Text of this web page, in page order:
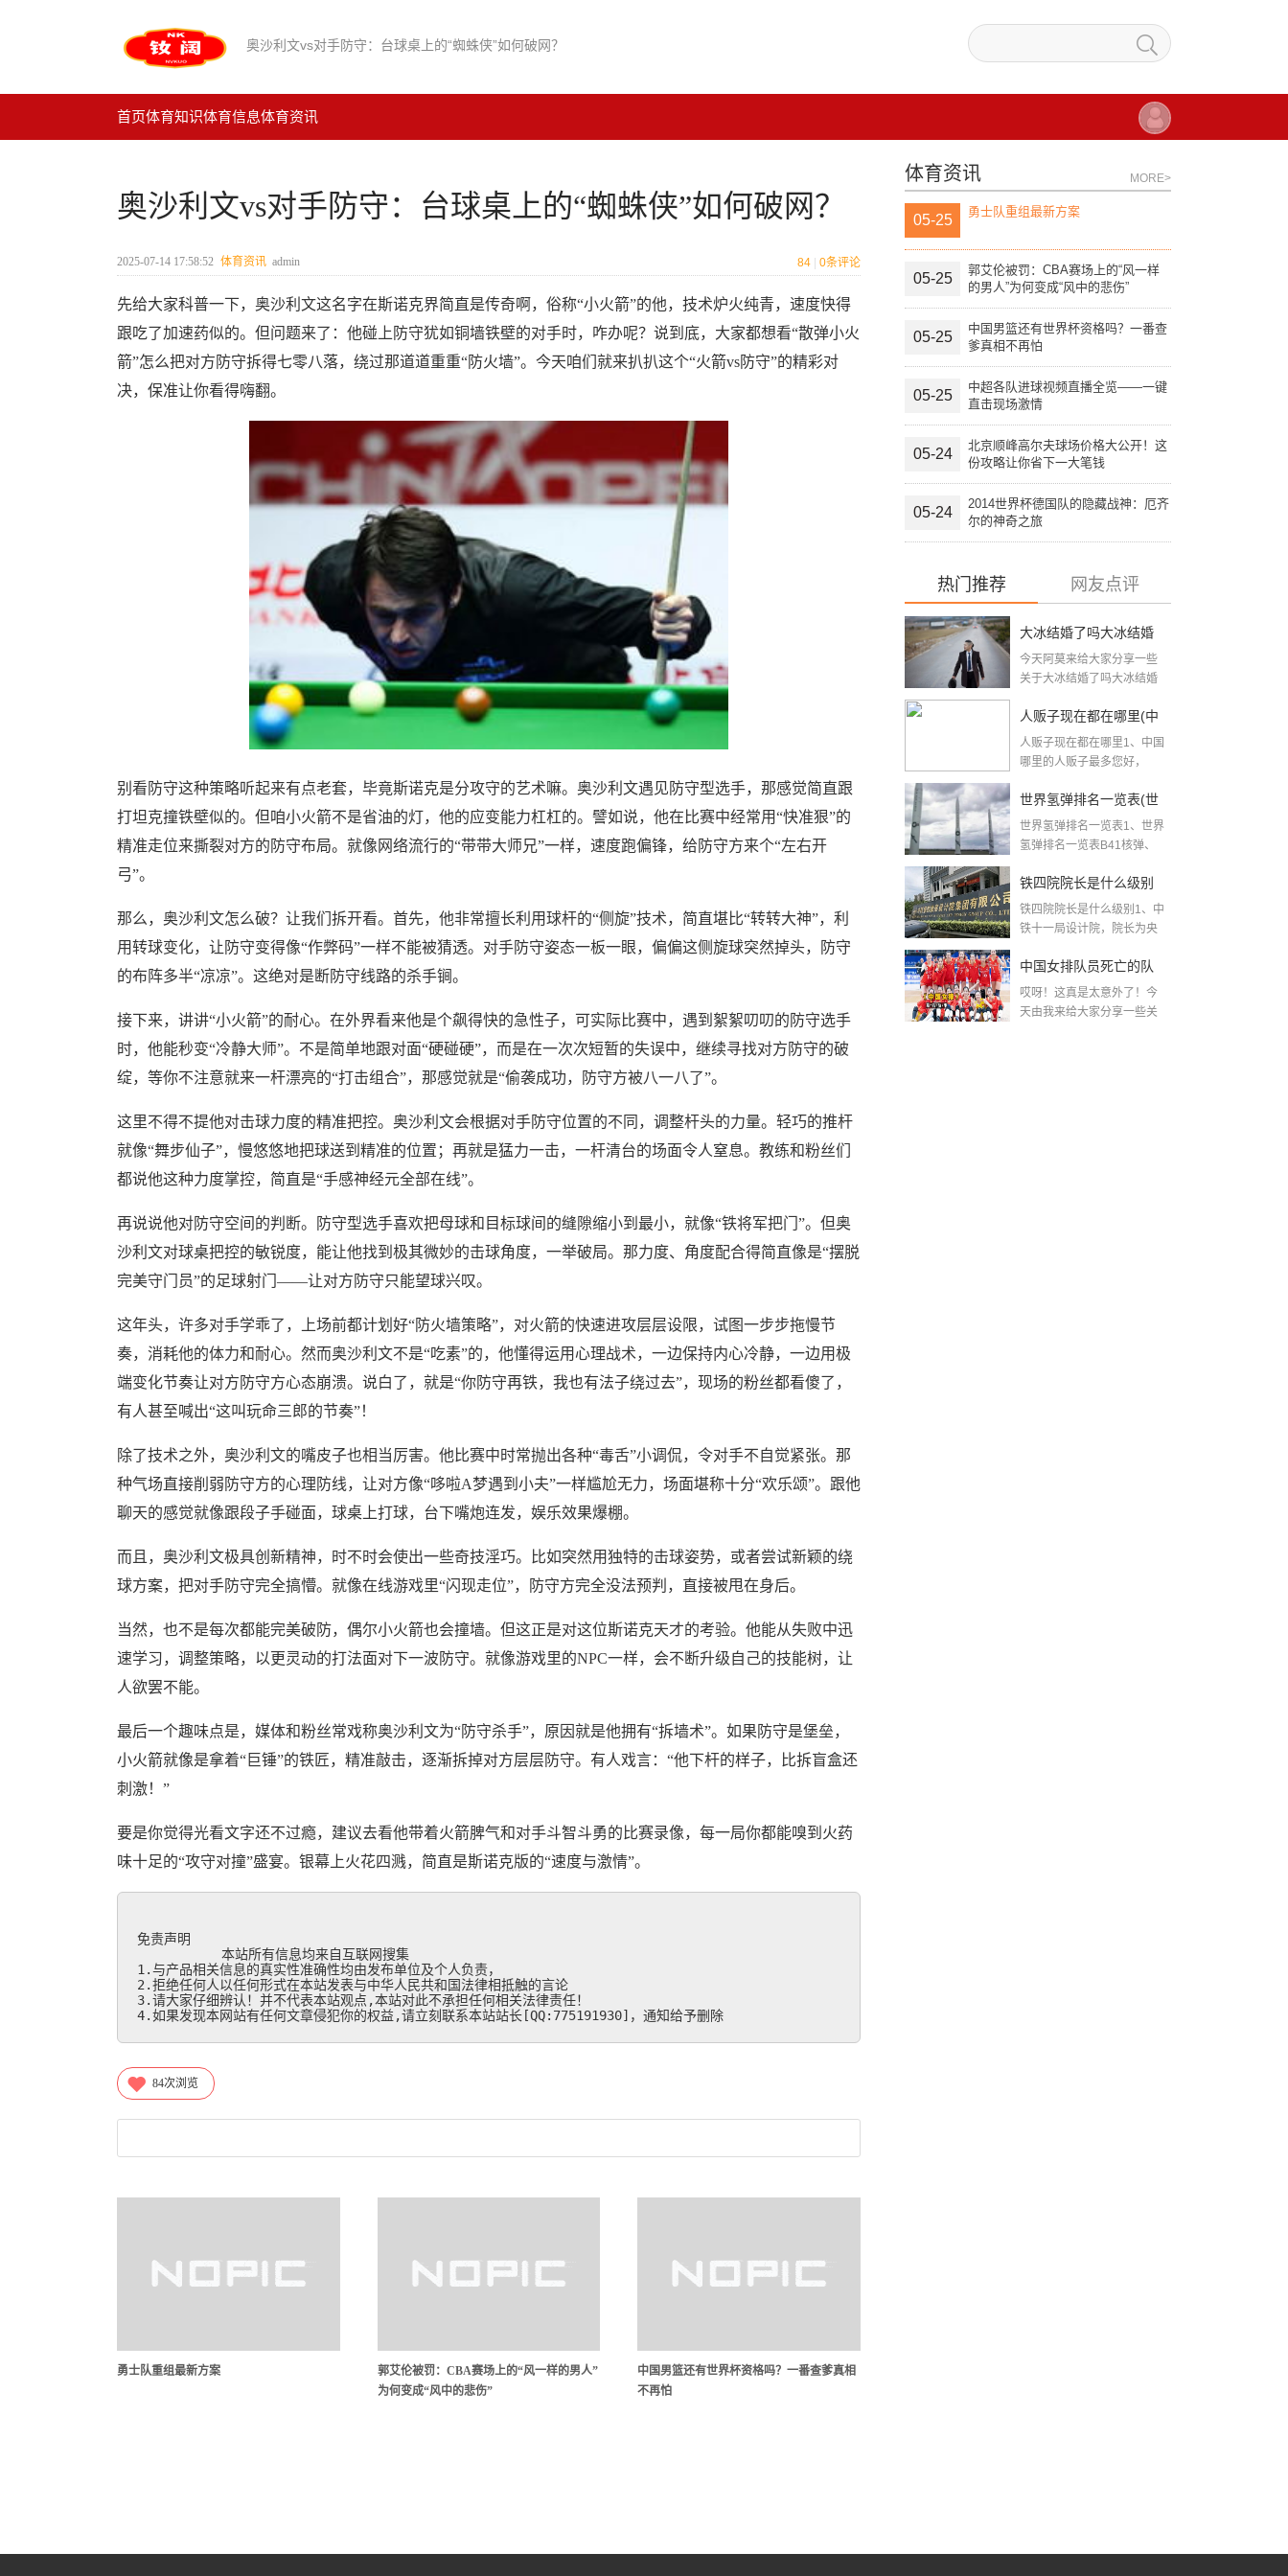
奥沙利文vs对手防守：台球桌上的“蜘蛛侠”如何破网？
首页体育知识体育信息体育资讯
奥沙利文vs对手防守：台球桌上的“蜘蛛侠”如何破网？
2025-07-14 17:58:52 体育资讯 admin 84 0条评论
先给大家科普一下，奥沙利文这名字在斯诺克界简直是传奇啊，俗称“小火箭”的他，技术炉火纯青，速度快得
跟吃了加速药似的。但问题来了：他碰上防守犹如铜墙铁壁的对手时，咋办呢？说到底，大家都想看“散弹小火
箭”怎么把对方防守拆得七零八落，绕过那道道重重“防火墙”。今天咱们就来扒扒这个“火箭vs防守”的精彩对
决，保准让你看得嗨翻。
别看防守这种策略听起来有点老套，毕竟斯诺克是分攻守的艺术嘛。奥沙利文遇见防守型选手，那感觉简直跟
打坦克撞铁壁似的。但咱小火箭不是省油的灯，他的应变能力杠杠的。譬如说，他在比赛中经常用“快准狠”的
精准走位来撕裂对方的防守布局。就像网络流行的“带带大师兄”一样，速度跑偏锋，给防守方来个“左右开
弓”。
那么，奥沙利文怎么破？让我们拆开看。首先，他非常擅长利用球杆的“侧旋”技术，简直堪比“转转大神”，利
用转球变化，让防守变得像“作弊码”一样不能被猜透。对手防守姿态一板一眼，偏偏这侧旋球突然掉头，防守
的布阵多半“凉凉”。这绝对是断防守线路的杀手锏。
接下来，讲讲“小火箭”的耐心。在外界看来他是个飙得快的急性子，可实际比赛中，遇到絮絮叨叨的防守选手
时，他能秒变“冷静大师”。不是简单地跟对面“硬碰硬”，而是在一次次短暂的失误中，继续寻找对方防守的破
绽，等你不注意就来一杆漂亮的“打击组合”，那感觉就是“偷袭成功，防守方被八一八了”。
这里不得不提他对击球力度的精准把控。奥沙利文会根据对手防守位置的不同，调整杆头的力量。轻巧的推杆
就像“舞步仙子”，慢悠悠地把球送到精准的位置；再就是猛力一击，一杆清台的场面令人窒息。教练和粉丝们
都说他这种力度掌控，简直是“手感神经元全部在线”。
再说说他对防守空间的判断。防守型选手喜欢把母球和目标球间的缝隙缩小到最小，就像“铁将军把门”。但奥
沙利文对球桌把控的敏锐度，能让他找到极其微妙的击球角度，一举破局。那力度、角度配合得简直像是“摆脱
完美守门员”的足球射门——让对方防守只能望球兴叹。
这年头，许多对手学乖了，上场前都计划好“防火墙策略”，对火箭的快速进攻层层设限，试图一步步拖慢节
奏，消耗他的体力和耐心。然而奥沙利文不是“吃素”的，他懂得运用心理战术，一边保持内心冷静，一边用极
端变化节奏让对方防守方心态崩溃。说白了，就是“你防守再铁，我也有法子绕过去”，现场的粉丝都看傻了，
有人甚至喊出“这叫玩命三郎的节奏”！
除了技术之外，奥沙利文的嘴皮子也相当厉害。他比赛中时常抛出各种“毒舌”小调侃，令对手不自觉紧张。那
种气场直接削弱防守方的心理防线，让对方像“哆啦A梦遇到小夫”一样尴尬无力，场面堪称十分“欢乐颂”。跟他
聊天的感觉就像跟段子手碰面，球桌上打球，台下嘴炮连发，娱乐效果爆棚。
而且，奥沙利文极具创新精神，时不时会使出一些奇技淫巧。比如突然用独特的击球姿势，或者尝试新颖的绕
球方案，把对手防守完全搞懵。就像在线游戏里“闪现走位”，防守方完全没法预判，直接被甩在身后。
当然，也不是每次都能完美破防，偶尔小火箭也会撞墙。但这正是对这位斯诺克天才的考验。他能从失败中迅
速学习，调整策略，以更灵动的打法面对下一波防守。就像游戏里的NPC一样，会不断升级自己的技能树，让
人欲罢不能。
最后一个趣味点是，媒体和粉丝常戏称奥沙利文为“防守杀手”，原因就是他拥有“拆墙术”。如果防守是堡垒，
小火箭就像是拿着“巨锤”的铁匠，精准敲击，逐渐拆掉对方层层防守。有人戏言：“他下杆的样子，比拆盲盒还
刺激！”
要是你觉得光看文字还不过瘾，建议去看他带着火箭脾气和对手斗智斗勇的比赛录像，每一局你都能嗅到火药
味十足的“攻守对撞”盛宴。银幕上火花四溅，简直是斯诺克版的“速度与激情”。
免责声明
本站所有信息均来自互联网搜集
1.与产品相关信息的真实性准确性均由发布单位及个人负责，
2.拒绝任何人以任何形式在本站发表与中华人民共和国法律相抵触的言论
3.请大家仔细辨认！并不代表本站观点,本站对此不承担任何相关法律责任！
4.如果发现本网站有任何文章侵犯你的权益,请立刻联系本站站长[QQ:775191930]，通知给予删除
84次浏览
勇士队重组最新方案
郭艾伦被罚：CBA赛场上的“风一样的男人”
为何变成“风中的悲伤”
中国男篮还有世界杯资格吗？一番查爹真相
不再怕
体育资讯 MORE>
05-25
勇士队重组最新方案
05-25
郭艾伦被罚：CBA赛场上的“风一样
的男人”为何变成“风中的悲伤”
05-25
中国男篮还有世界杯资格吗？一番查
爹真相不再怕
05-25
中超各队进球视频直播全览——一键
直击现场激情
05-24
北京顺峰高尔夫球场价格大公开！这
份攻略让你省下一大笔钱
05-24
2014世界杯德国队的隐藏战神：厄齐
尔的神奇之旅
热门推荐 网友点评
大冰结婚了吗大冰结婚
了吗
今天阿莫来给大家分享一些
关于大冰结婚了吗大冰结婚
人贩子现在都在哪里(中
国人贩子最多的地方)
人贩子现在都在哪里1、中国
哪里的人贩子最多您好，
世界氢弹排名一览表(世
界核武实力排名)
世界氢弹排名一览表1、世界
氢弹排名一览表B41核弹、
铁四院院长是什么级别
(中铁第四勘察设计院集
铁四院院长是什么级别1、中
铁十一局设计院，院长为央
中国女排队员死亡的队
员名单〖女排已去世名
哎呀！这真是太意外了！今
天由我来给大家分享一些关